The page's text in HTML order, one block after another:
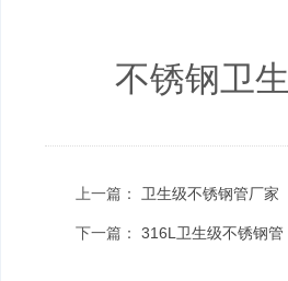
不锈钢卫生
上一篇： 卫生级不锈钢管厂家
下一篇： 316L卫生级不锈钢管